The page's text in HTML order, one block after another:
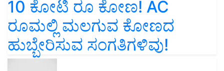
10 ಕೋಟಿ ರೂ ಕೋಣ! AC
ರೂಮಲ್ಲಿ ಮಲಗುವ ಕೋಣದ
ಹುಬ್ಬೇರಿಸುವ ಸಂಗತಿಗಳಿವು!